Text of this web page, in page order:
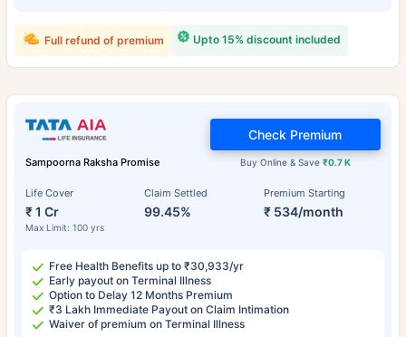
Upto 15% discount included
Full refund of premium
Sampoorna Raksha Promise
Life Cover
₹ 1 Cr
Max Limit: 100 yrs
Claim Settled
99.45%
Premium Starting
₹ 534/month
Buy Online & Save ₹0.7 K
Check Premium
Free Health Benefits up to ₹30,933/yr
Early payout on Terminal Illness
Option to Delay 12 Months Premium
₹3 Lakh Immediate Payout on Claim Intimation
Waiver of premium on Terminal Illness